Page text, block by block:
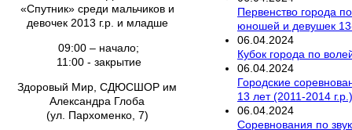
«Спутник» среди мальчиков и
девочек 2013 г.р. и младше
09:00 – начало;
11:00 - закрытие
Здоровый Мир, СДЮСШОР им
Александра Глоба
(ул. Пархоменко, 7)
Первенство города
юношей и девушек
06 04 2024
Кубок города по
06 04 2024
Городские
13 лет (2011-2014
06 04 2024
Соревнования по